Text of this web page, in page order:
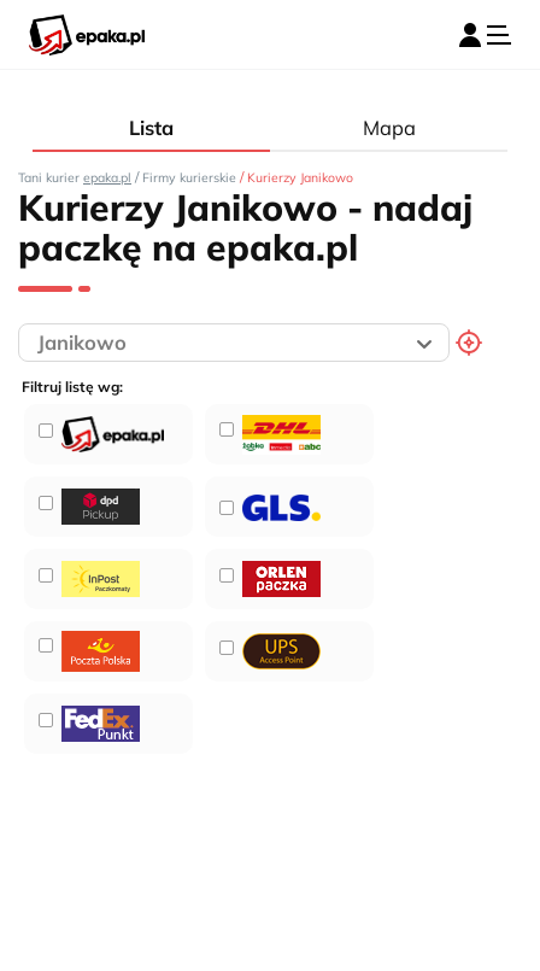
Lista Mapa
Tani kurier epaka.pl / Firmy kurierskie / Kurierzy Janikowo
Kurierzy Janikowo - nadaj
paczkę na epaka.pl
Filtruj listę wg: